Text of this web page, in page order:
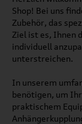
Shop! Bei uns
Zubehör, das
Ziel ist es, Ihnen
individuell
unterstreichen.
In unserem
benötigen, um
praktischem